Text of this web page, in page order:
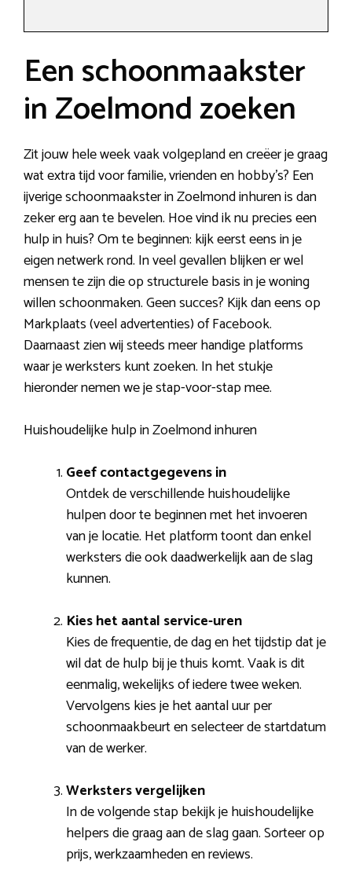
Een schoonmaakster
in Zoelmond zoeken
Zit jouw hele week vaak volgepland en creëer je graag
wat extra tijd voor familie, vrienden en hobby’s? Een
ijverige schoonmaakster in Zoelmond inhuren is dan
zeker erg aan te bevelen. Hoe vind ik nu precies een
hulp in huis? Om te beginnen: kijk eerst eens in je
eigen netwerk rond. In veel gevallen blijken er wel
mensen te zijn die op structurele basis in je woning
willen schoonmaken. Geen succes? Kijk dan eens op
Markplaats (veel advertenties) of Facebook.
Daarnaast zien wij steeds meer handige platforms
waar je werksters kunt zoeken. In het stukje
hieronder nemen we je stap-voor-stap mee.
Huishoudelijke hulp in Zoelmond inhuren
Geef contactgegevens in
Ontdek de verschillende huishoudelijke
hulpen door te beginnen met het invoeren
van je locatie. Het platform toont dan enkel
werksters die ook daadwerkelijk aan de slag
kunnen.
Kies het aantal service-uren
Kies de frequentie, de dag en het tijdstip dat je
wil dat de hulp bij je thuis komt. Vaak is dit
eenmalig, wekelijks of iedere twee weken.
Vervolgens kies je het aantal uur per
schoonmaakbeurt en selecteer de startdatum
van de werker.
Werksters vergelijken
In de volgende stap bekijk je huishoudelijke
helpers die graag aan de slag gaan. Sorteer op
prijs, werkzaamheden en reviews.